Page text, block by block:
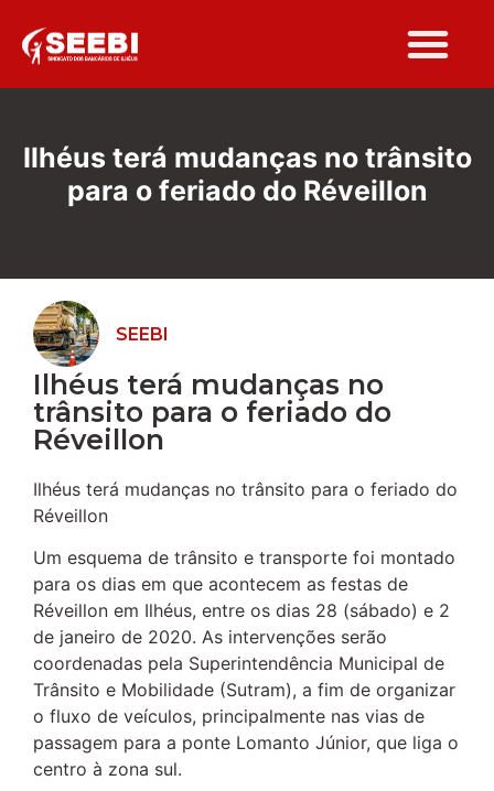
Ilhéus terá mudanças no trânsito
para o feriado do Réveillon
SEEBI
Ilhéus terá mudanças no
trânsito para o feriado do
Réveillon
Ilhéus terá mudanças no trânsito para o feriado do
Réveillon
Um esquema de trânsito e transporte foi montado
para os dias em que acontecem as festas de
Réveillon em Ilhéus, entre os dias 28 (sábado) e 2
de janeiro de 2020. As intervenções serão
coordenadas pela Superintendência Municipal de
Trânsito e Mobilidade (Sutram), a fim de organizar
o fluxo de veículos, principalmente nas vias de
passagem para a ponte Lomanto Júnior, que liga o
centro à zona sul.